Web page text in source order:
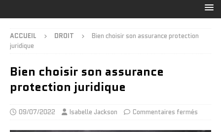
ACCUEIL DROIT
Bien choisir son assurance protection
juridique
Bien choisir son assurance
protection juridique
09/07/2022 Isabelle Jackson Commentaires fermés